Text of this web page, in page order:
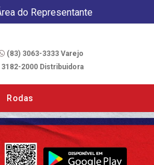
do Representante
(83) 3063-3333 Varejo
3182-2000 Distribuidora
Rodas